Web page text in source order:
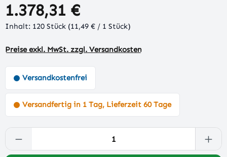
1.378,31 €
Inhalt: 120 Stück (11,49 € / 1 Stück)
Preise exkl. MwSt. zzgl. Versandkosten
Versandkostenfrei
Versandfertig in 1 Tag, Lieferzeit 60 Tage
Produkt Anzahl: Gib den gewünschten